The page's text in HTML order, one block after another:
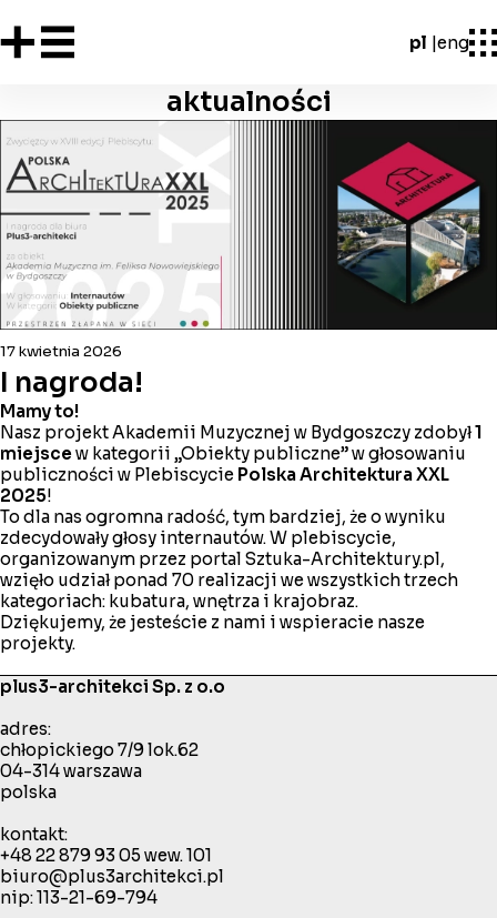
pl eng
aktualności
17 kwietnia 2026
I nagroda!
Mamy to!
Nasz projekt Akademii Muzycznej w Bydgoszczy zdobył1
miejscew kategorii „Obiekty publiczne” w głosowaniu
publiczności w Plebiscycie Polska Architektura XXL
2025!
To dla nas ogromna radość, tym bardziej, że o wyniku
zdecydowały głosy internautów. W plebiscycie,
organizowanym przez portal Sztuka-Architektury.pl,
wzięło udział ponad 70 realizacji we wszystkich trzech
kategoriach: kubatura, wnętrza i krajobraz.
Dziękujemy, że jesteście z nami i wspieracie nasze
projekty.
plus3-architekci Sp. z o.o
adres:
chłopickiego 7/9 lok.62
04-314 warszawa
polska
kontakt:
+48 22 879 93 05wew. 101
biuro@plus3architekci.pl
nip: 113-21-69-794